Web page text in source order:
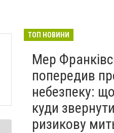
ТОП НОВИНИ
Мер
попередив
небезпеку:
куди
ризикову